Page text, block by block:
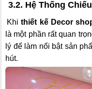
3.2. Hệ Thống
Khithiết kế Decor
là một phần rất quan
lý để làm nổi bật sản
hút.